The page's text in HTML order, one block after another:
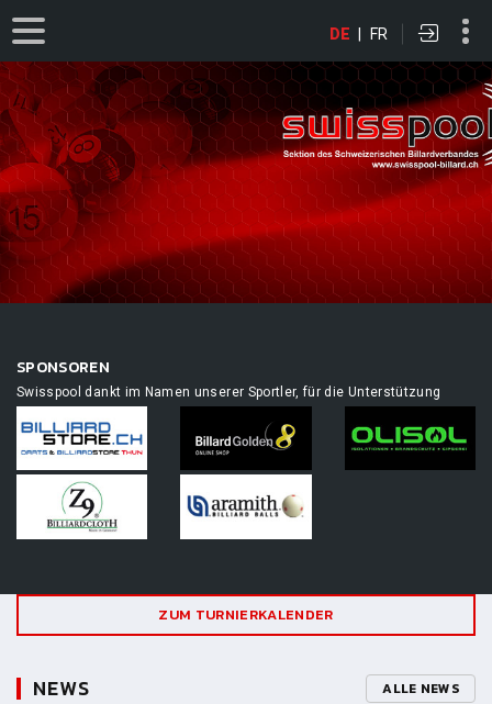
DE | FR
SPONSOREN
Swisspool dankt im Namen unserer Sportler, für die Unterstützung
ZUM TURNIERKALENDER
NEWS ALLE NEWS